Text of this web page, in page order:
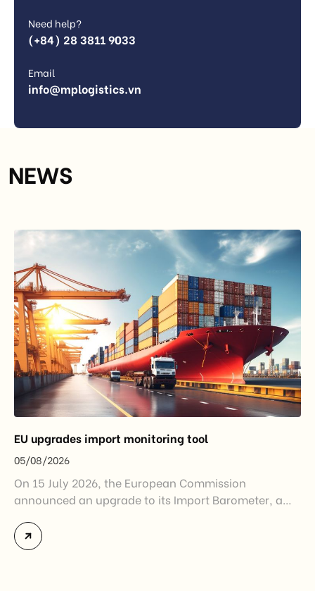
Need help?
(+84) 28 3811 9033
Email
info@mplogistics.vn
NEWS
EU upgrades import monitoring tool
05/08/2026
On 15 July 2026, the European Commission
announced an upgrade to its Import Barometer, a
monitor import trends across the European Union.
While the update does not introduce new tariffs or